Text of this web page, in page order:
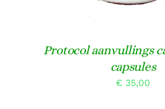
Protocol aanvullings
capsules
€ 35,00